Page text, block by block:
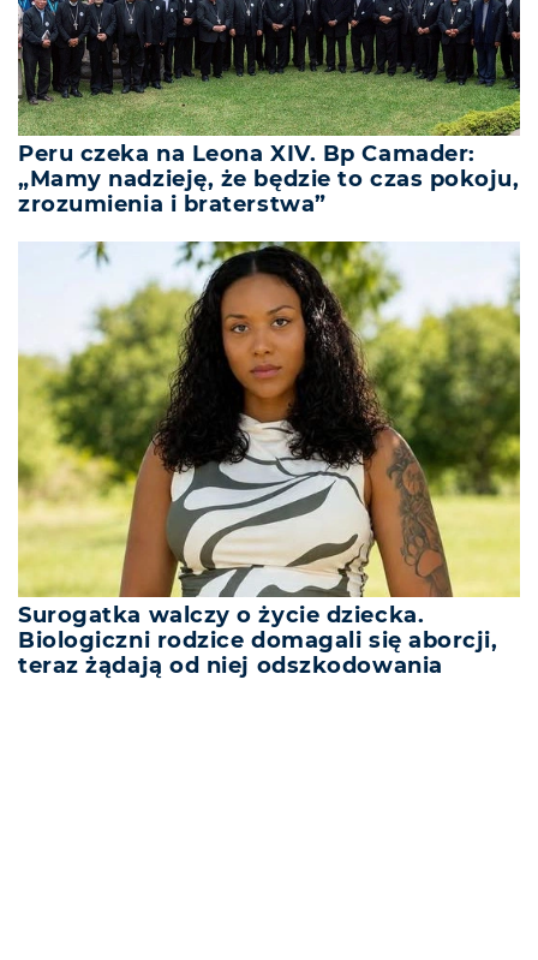
Peru czeka na Leona XIV. Bp Camader:
„Mamy nadzieję, że będzie to czas pokoju,
zrozumienia i braterstwa”
Surogatka walczy o życie dziecka.
Biologiczni rodzice domagali się aborcji,
teraz żądają od niej odszkodowania